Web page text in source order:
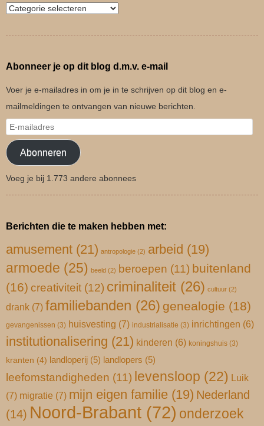
Abonneer je op dit blog d.m.v. e-mail
Voer je e-mailadres in om je in te schrijven op dit blog en e-
mailmeldingen te ontvangen van nieuwe berichten.
Abonneren
Voeg je bij 1.773 andere abonnees
Berichten die te maken hebben met:
amusement (21) antropologie (2) arbeid (19)
armoede (25) beeld (2) beroepen (11) buitenland
(16) creativiteit (12) criminaliteit (26) cultuur (2)
drank (7) familiebanden (26) genealogie (18)
gevangenissen (3) huisvesting (7) industrialisatie (3) inrichtingen (6)
institutionalisering (21) kinderen (6) koningshuis (3)
kranten (4) landloperij (5) landlopers (5)
leefomstandigheden (11) levensloop (22) Luik
(7) migratie (7) mijn eigen familie (19) Nederland
(14) Noord-Brabant (72) onderzoek